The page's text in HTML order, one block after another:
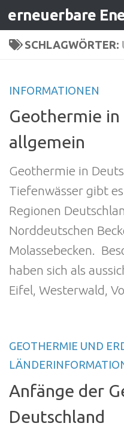
Zum Inhalt
erneuerbare
SCHLAGWÖRTER:
INFORMATIONEN
Geothermie in
allgemein
Geothermie in
Tiefenwässer gibt
Regionen
Norddeutschen
Molassebecken.
haben sich als
Eifel, Westerwald,
GEOTHERMIE UND
Anfänge der
Deutschland